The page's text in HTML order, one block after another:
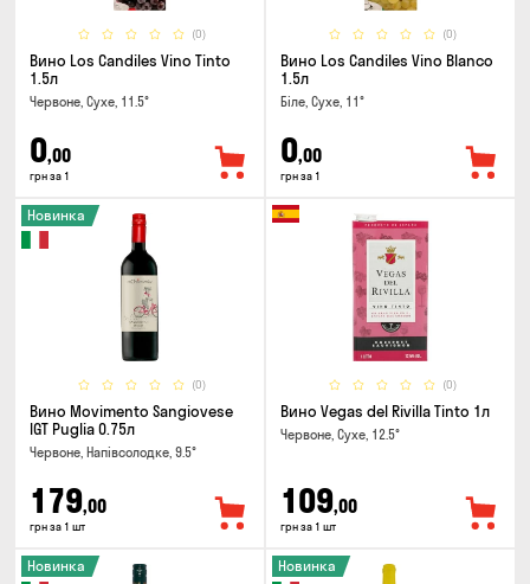
(0)
Вино Los Candiles Vino Tinto
1.5л
Червоне, Сухе, 11.5°
0,00
грн за 1
(0)
Вино Los Candiles Vino Blanco
1.5л
Біле, Сухе, 11°
0,00
грн за 1
(0)
Новинка
Вино Movimento Sangiovese
IGT Puglia 0.75л
Червоне, Напівсолодке, 9.5°
179,00
грн за 1 шт
(0)
Вино Vegas del Rivilla Tinto 1л
Червоне, Сухе, 12.5°
109,00
грн за 1 шт
Новинка Новинка